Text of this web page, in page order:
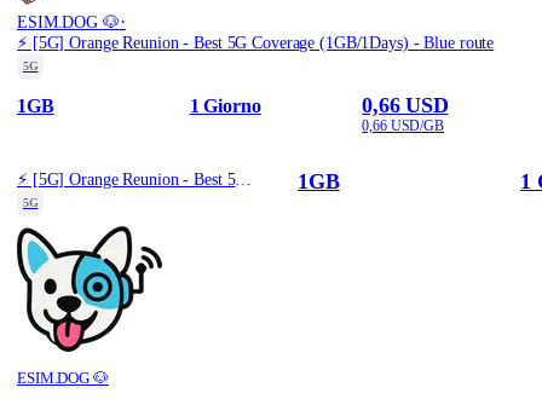
ESIM.DOG 🐶·
⚡️ [5G] Orange Reunion - Best 5G Coverage (1GB/1Days) - Blue route
5G
1GB 1 Giorno 0,66 USD
0,66 USD/GB
⚡️ [5G] Orange Reunion - Best 5G Coverage (1GB/1Days) - Blue route
5G
ESIM.DOG 🐶
1GB 1